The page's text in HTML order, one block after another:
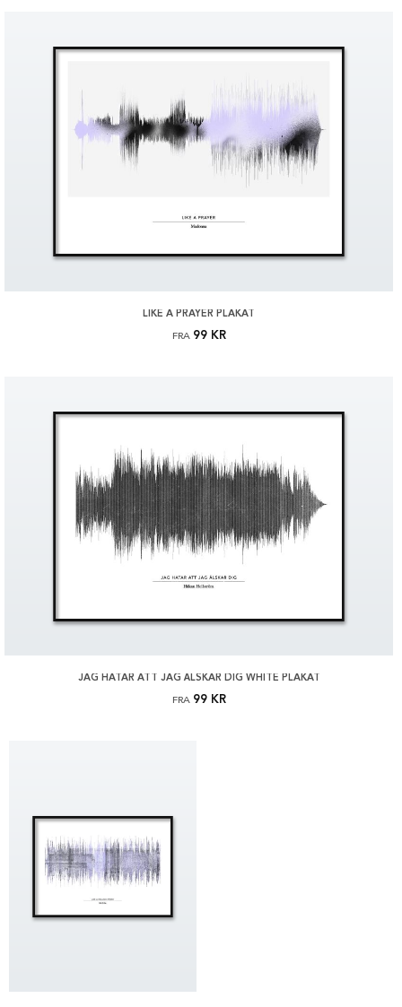
LIKE A PRAYER PLAKAT
FRA 99 KR
JAG HATAR ATT JAG ÄLSKAR DIG WHITE PLAKAT
FRA 99 KR